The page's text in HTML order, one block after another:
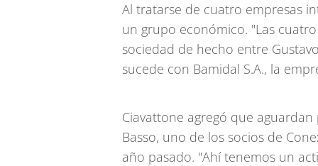
Al tratarse de cuatro empresas
un grupo económico. "Las
sociedad de hecho entre
sucede con Bamidal S.A., la
Ciavattone agregó que
Basso, uno de los socios de
año pasado. "Ahí tenemos un